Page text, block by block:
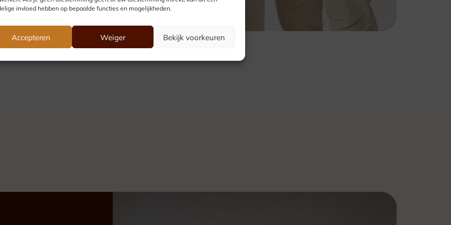
invloed hebben op bepaalde functies en mogelijkheden.
Accepteren Weiger Bekijk voorkeuren